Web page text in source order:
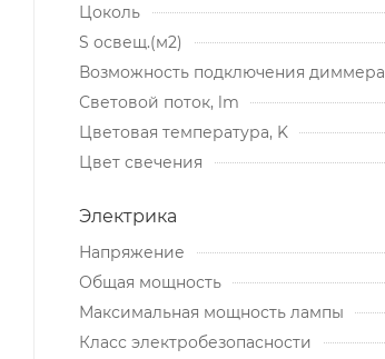
Цоколь
S освещ.(м2)
Возможность подключения диммера
Световой поток, lm
Цветовая температура, K
Цвет свечения
Электрика
Напряжение
Общая мощность
Максимальная мощность лампы
Класс электробезопасности